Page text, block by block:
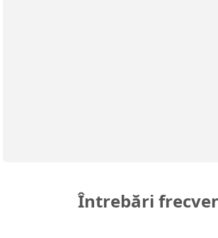
Întrebări